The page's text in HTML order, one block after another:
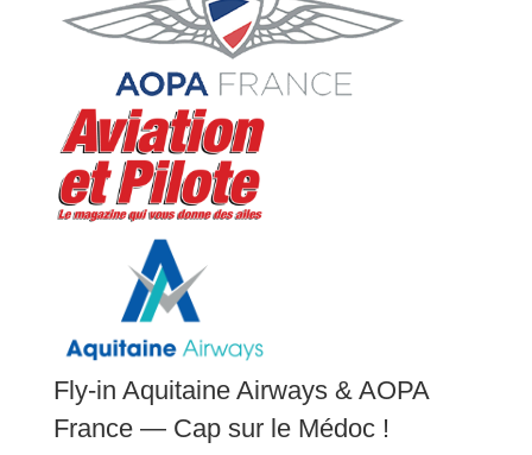
Fly-in Aquitaine Airways & AOPA
France — Cap sur le Médoc !